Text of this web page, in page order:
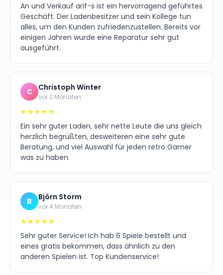
An und Verkauf arif-s ist ein hervorragend geführtes
Geschäft. Der Ladenbesitzer und sein Kollege tun
alles, um den Kunden zufriedenzustellen. Bereits vor
einigen Jahren wurde eine Reparatur sehr gut
ausgeführt.
C Christoph Winter
vor 2 Monaten
★★★★★
Ein sehr guter Laden, sehr nette Leute die uns gleich
herzlich begrüßten, desweiteren eine sehr gute
Beratung, und viel Auswahl für jeden retro Gamer
was zu haben.
B Björn Storm
vor 4 Monaten
★★★★★
Sehr guter Service! Ich hab 6 Spiele bestellt und
eines gratis bekommen, dass ähnlich zu den
anderen Spielen ist. Top Kundenservice!